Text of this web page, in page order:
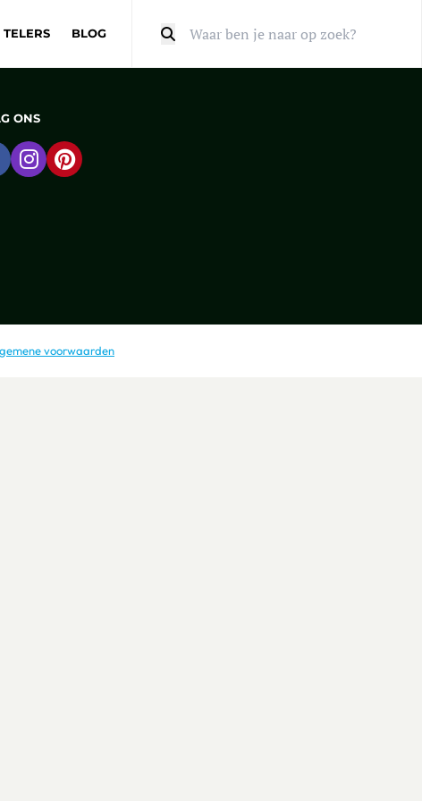
TELERS BLOG
ONS
naar Facebook
Ga naar Instagram
Ga naar Pinterest
voorwaarden